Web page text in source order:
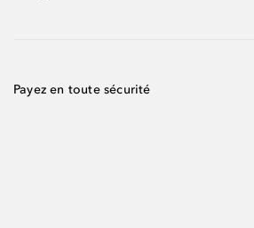
Payez en toute sécurité